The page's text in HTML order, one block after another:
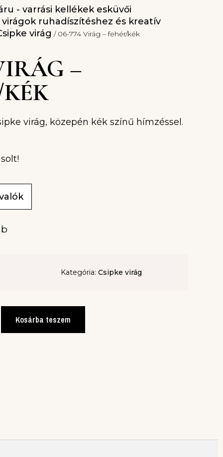
- varrási kellékek esküvői
virágok ruhadíszítéshez és kreatív
virág / 06-774 Virág – fehér/kék
–
virág, közepén kék színű hímzéssel.
Kategória: Csipke virág
Kosárba teszem